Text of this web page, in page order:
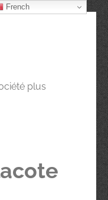
plus
French